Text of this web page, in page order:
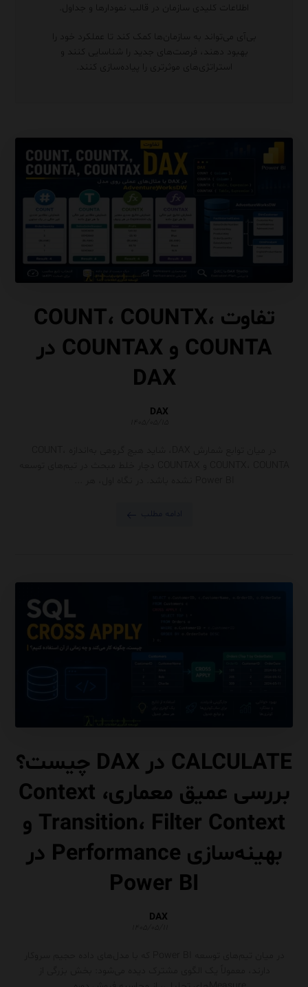
اطلاعات کلیدی سازمان در قالب نمودارها و جداول.
بی‌آی می‌تواند به سازمان‌ها کمک کند تا عملکرد خود را
بهبود دهند، فرصت‌های جدید را شناسایی کنند و
استراتژی‌های موثرتری را پیاده‌سازی کنند.
تفاوت COUNT، COUNTX،
COUNTA و COUNTAX در
DAX
DAX
ادامه مطلب
CALCULATE در DAX چیست؟
بررسی عمیق معماری، Context
Transition، Filter Context و
بهینه‌سازی Performance در
Power BI
DAX